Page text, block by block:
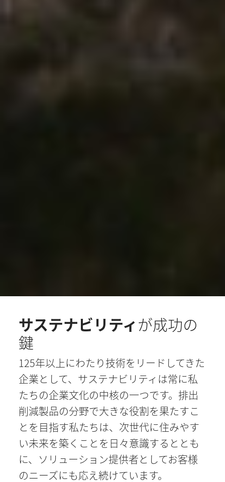
サステナビリティが成功の
鍵
125年以上にわたり技術をリードしてきた
企業として、サステナビリティは常に私
たちの企業文化の中核の一つです。排出
削減製品の分野で大きな役割を果たすこ
とを目指す私たちは、次世代に住みやす
い未来を築くことを日々意識するととも
に、ソリューション提供者としてお客様
のニーズにも応え続けています。